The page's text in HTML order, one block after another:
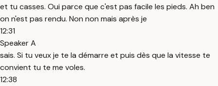
et tu casses. Oui parce que c'est pas facile les pieds. Ah ben
on n'est pas rendu. Non non mais après je
12:31
Speaker A
sais. Si tu veux je te la démarre et puis dès que la vitesse te
convient tu te me voles.
12:38